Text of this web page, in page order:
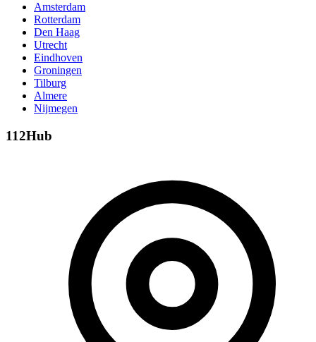
Amsterdam
Rotterdam
Den Haag
Utrecht
Eindhoven
Groningen
Tilburg
Almere
Nijmegen
112Hub